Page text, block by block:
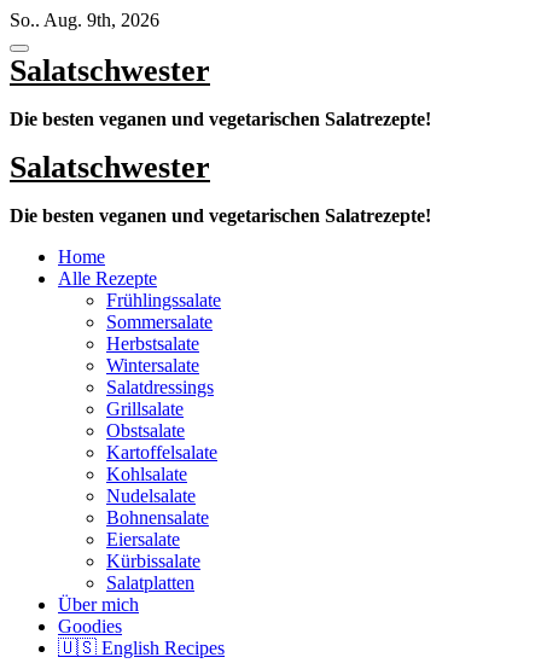
Zum
Inhalt
springen
So.. Aug. 9th, 2026
Salatschwester
Die besten veganen und vegetarischen Salatrezepte!
Salatschwester
Die besten veganen und vegetarischen Salatrezepte!
Home
Alle Rezepte
Frühlingssalate
Sommersalate
Herbstsalate
Wintersalate
Salatdressings
Grillsalate
Obstsalate
Kartoffelsalate
Kohlsalate
Nudelsalate
Bohnensalate
Eiersalate
Kürbissalate
Salatplatten
Über mich
Goodies
🇺🇸 English Recipes